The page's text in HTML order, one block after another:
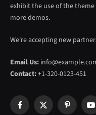
exhibit the use of the
more demos.
We're accepting new
Email Us:
Contact:+1-320-0123-451
Facebook
X
Pinterest